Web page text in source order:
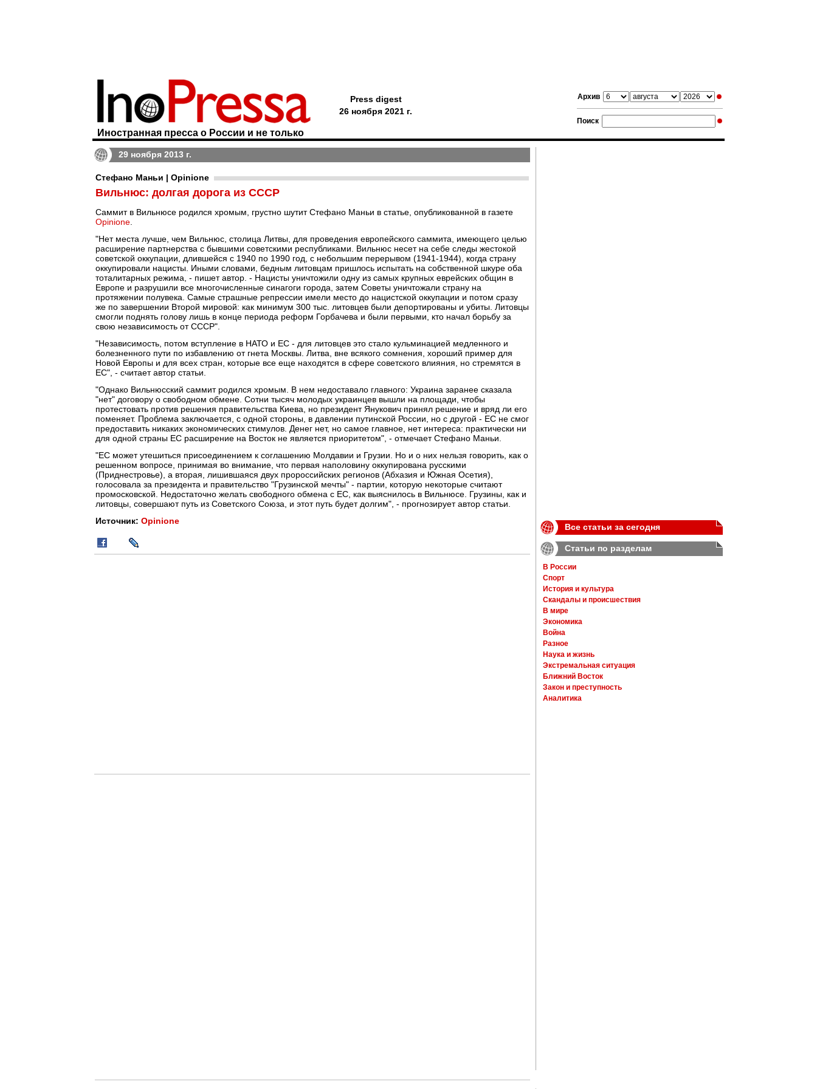
Архив
Поиск
Иностранная пресса о России и не только
Press digest
26 ноября 2021 г.
29 ноября 2013 г.
Стефано Маньи | Opinione
Вильнюс: долгая дорога из СССР
Саммит в Вильнюсе родился хромым, грустно шутит Стефано Маньи в статье, опубликованной в газете
Opinione
"Нет места лучше, чем Вильнюс, столица Литвы, для проведения европейского саммита, имеющего целью
расширение партнерства с бывшими советскими республиками. Вильнюс несет на себе следы жестокой
советской оккупации, длившейся с 1940 по 1990 год, с небольшим перерывом (1941-1944), когда страну
оккупировали нацисты. Иными словами, бедным литовцам пришлось испытать на собственной шкуре оба
тоталитарных режима, - пишет автор. - Нацисты уничтожили одну из самых крупных еврейских общин в
Европе и разрушили все многочисленные синагоги города, затем Советы уничтожали страну на
протяжении полувека. Самые страшные репрессии имели место до нацистской оккупации и потом сразу
же по завершении Второй мировой: как минимум 300 тыс. литовцев были депортированы и убиты. Литовцы
смогли поднять голову лишь в конце периода реформ Горбачева и были первыми, кто начал борьбу за
свою независимость от СССР".
"Независимость, потом вступление в НАТО и ЕС - для литовцев это стало кульминацией медленного и
болезненного пути по избавлению от гнета Москвы. Литва, вне всякого сомнения, хороший пример для
Новой Европы и для всех стран, которые все еще находятся в сфере советского влияния, но стремятся в
ЕС", - считает автор статьи.
"Однако Вильнюсский саммит родился хромым. В нем недоставало главного: Украина заранее сказала
"нет" договору о свободном обмене. Сотни тысяч молодых украинцев вышли на площади, чтобы
протестовать против решения правительства Киева, но президент Янукович принял решение и вряд ли его
поменяет. Проблема заключается, с одной стороны, в давлении путинской России, но с другой - ЕС не смог
предоставить никаких экономических стимулов. Денег нет, но самое главное, нет интереса: практически ни
для одной страны ЕС расширение на Восток не является приоритетом", - отмечает Стефано Маньи.
"ЕС может утешиться присоединением к соглашению Молдавии и Грузии. Но и о них нельзя говорить, как о
решенном вопросе, принимая во внимание, что первая наполовину оккупирована русскими
(Приднестровье), а вторая, лишившаяся двух пророссийских регионов (Абхазия и Южная Осетия),
голосовала за президента и правительство "Грузинской мечты" - партии, которую некоторые считают
промосковской. Недостаточно желать свободного обмена с ЕС, как выяснилось в Вильнюсе. Грузины, как и
литовцы, совершают путь из Советского Союза, и этот путь будет долгим", - прогнозирует автор статьи.
Источник: Opinione
Все статьи за сегодня
Статьи по разделам
В России
Спорт
История и культура
Скандалы и происшествия
В мире
Экономика
Война
Разное
Наука и жизнь
Экстремальная ситуация
Ближний Восток
Закон и преступность
Аналитика